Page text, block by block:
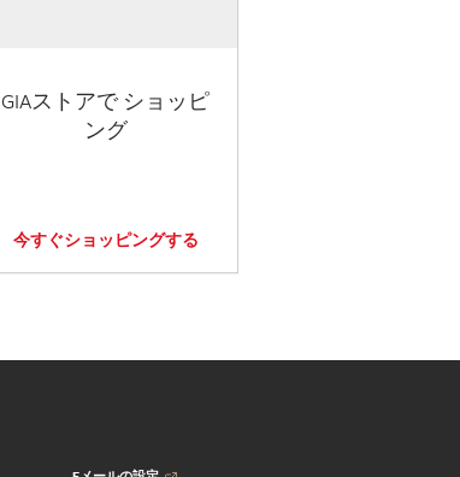
GIAストアで ショッピ
ング
今すぐショッピングする